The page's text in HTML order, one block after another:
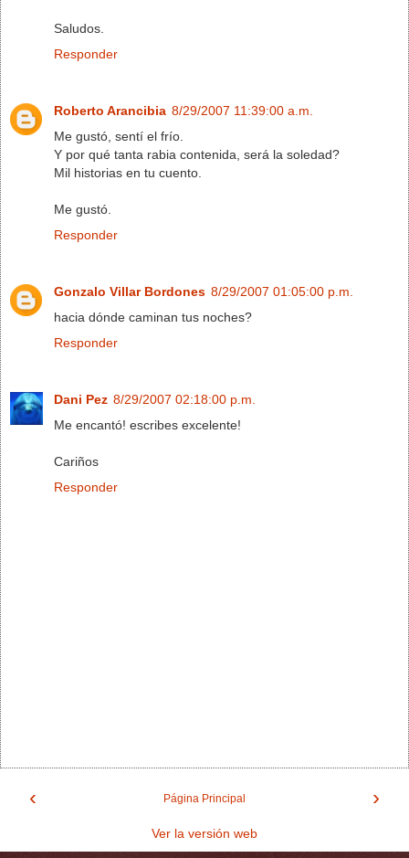
Saludos.
Responder
Roberto Arancibia 8/29/2007 11:39:00 a.m.
Me gustó, sentí el frío.
Y por qué tanta rabia contenida, será la soledad?
Mil historias en tu cuento.
Me gustó.
Responder
Gonzalo Villar Bordones 8/29/2007 01:05:00 p.m.
hacia dónde caminan tus noches?
Responder
Dani Pez 8/29/2007 02:18:00 p.m.
Me encantó! escribes excelente!
Cariños
Responder
‹ ›
Página Principal
Ver la versión web